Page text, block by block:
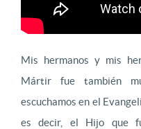
Mis hermanos y mis
Mártir fue también
escuchamos en el
es decir, el Hijo que